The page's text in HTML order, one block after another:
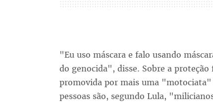
"Eu uso máscara e falo usando
do genocida", disse. Sobre a
promovida por mais uma "motociata"
pessoas são, segundo Lula,